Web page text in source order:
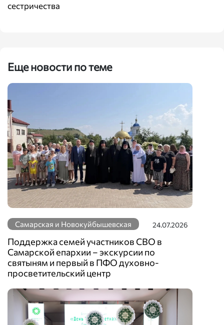
сестричества
Еще новости по теме
Самарская и Новокуйбышевская 24.07.2026
Поддержка семей участников СВО в
Самарской епархии – экскурсии по
святыням и первый в ПФО духовно-
просветительский центр